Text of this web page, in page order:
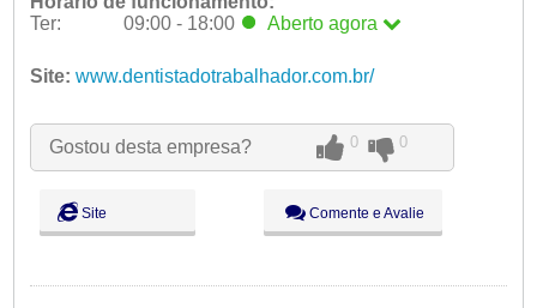
Ter:
09:00 - 18:00 Aberto agora
Ter:
09:00 - 18:00 Abertoagora
Qui:
09:00 - 18:00
Sex:
09:00 - 18:00
Site: www.dentistadotrabalhador.com.br/
Gostou desta empresa? 0 0
Site Comente e Avalie